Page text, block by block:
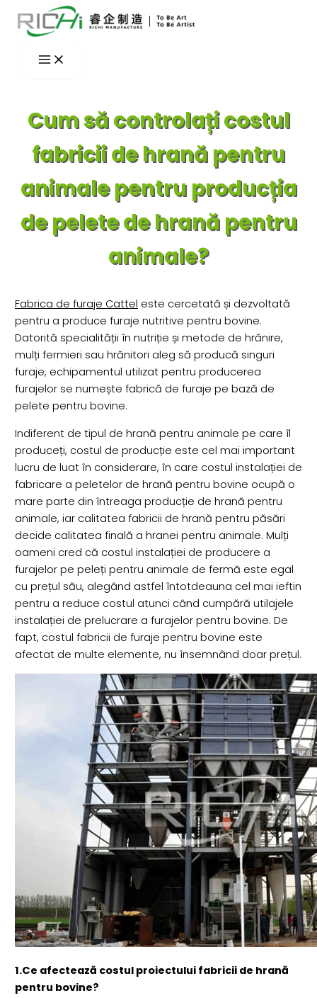
Skip
Cum să controlați costul
fabricii de hrană pentru
animale pentru producția
de pelete de hrană pentru
animale?
Fabrica de furaje Cattel este cercetată și dezvoltată
pentru a produce furaje nutritive pentru bovine.
Datorită specialității în nutriție și metode de hrănire,
mulți fermieri sau hrănitori aleg să producă singuri
furaje, echipamentul utilizat pentru producerea
furajelor se numește fabrică de furaje pe bază de
pelete pentru bovine.
Indiferent de tipul de hrană pentru animale pe care îl
produceți, costul de producție este cel mai important
lucru de luat în considerare, în care costul instalației de
fabricare a peletelor de hrană pentru bovine ocupă o
mare parte din întreaga producție de hrană pentru
animale, iar calitatea fabricii de hrană pentru păsări
decide calitatea finală a hranei pentru animale. Mulți
oameni cred că costul instalației de producere a
furajelor pe peleți pentru animale de fermă este egal
cu prețul său, alegând astfel întotdeauna cel mai ieftin
pentru a reduce costul atunci când cumpără utilajele
instalației de prelucrare a furajelor pentru bovine. De
fapt, costul fabricii de furaje pentru bovine este
afectat de multe elemente, nu însemnând doar prețul.
1.Ce afectează costul proiectului fabricii de hrană
pentru bovine?